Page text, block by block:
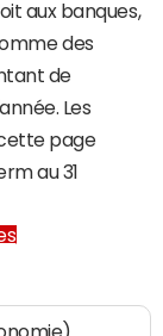
aux banques,
des
de
Les
page
au 31